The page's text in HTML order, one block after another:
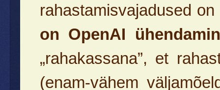
rahastamisvajadused
on OpenAI
„rahakassana”, et
(enam-vähem